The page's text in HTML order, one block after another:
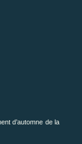
d’automne de la